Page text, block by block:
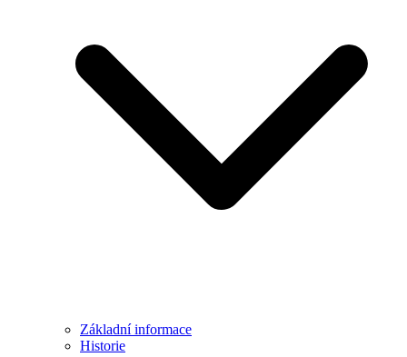
Základní informace
Historie